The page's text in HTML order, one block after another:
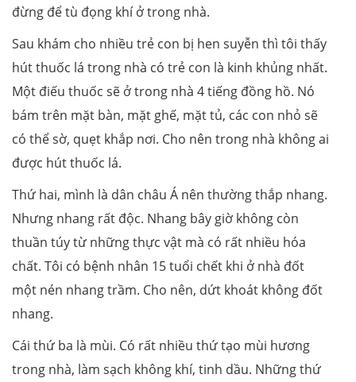
đừng để tù đọng khí ở trong nhà.
Sau khám cho nhiều trẻ con bị hen suyễn thì tôi thấy
hút thuốc lá trong nhà có trẻ con là kinh khủng nhất.
Một điếu thuốc sẽ ở trong nhà 4 tiếng đồng hồ. Nó
bám trên mặt bàn, mặt ghế, mặt tủ, các con nhỏ sẽ
có thể sờ, quẹt khắp nơi. Cho nên trong nhà không ai
được hút thuốc lá.
Thứ hai, mình là dân châu Á nên thường thắp nhang.
Nhưng nhang rất độc. Nhang bây giờ không còn
thuần túy từ những thực vật mà có rất nhiều hóa
chất. Tôi có bệnh nhân 15 tuổi chết khi ở nhà đốt
một nén nhang trầm. Cho nên, dứt khoát không đốt
nhang.
Cái thứ ba là mùi. Có rất nhiều thứ tạo mùi hương
trong nhà, làm sạch không khí, tinh dầu. Những thứ